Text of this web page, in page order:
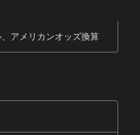
アメリカンオッズ換算